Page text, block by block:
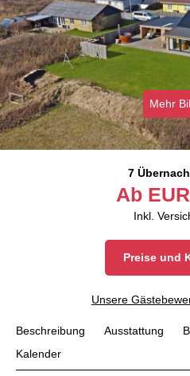
Mehr
7
Ab EUR
Inkl.
Preise und
Unsere
Beschreibung Ausstattung
Kalender